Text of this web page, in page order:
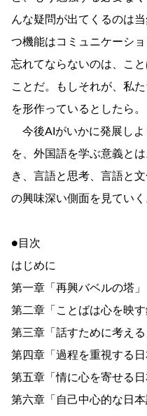
んな疑問が出てくるのは
つ機能はコミュニケーシ
忘れてならないのは、こ
ことだ。もしそれが、私
を形作っているとしたら。
今後AIがいかに発展しよ
を、外国語を学ぶ意義と
き、言語と思考、言語と
の興味深い側面を見ていく
●目次
はじめに
第一章「再興バベルの塔」
第二章「ことばは心を映す
第三章「話すために考える
第四章「過程を重視する日
第五章「情に心を寄せる日
第六章「自己中心的な日本